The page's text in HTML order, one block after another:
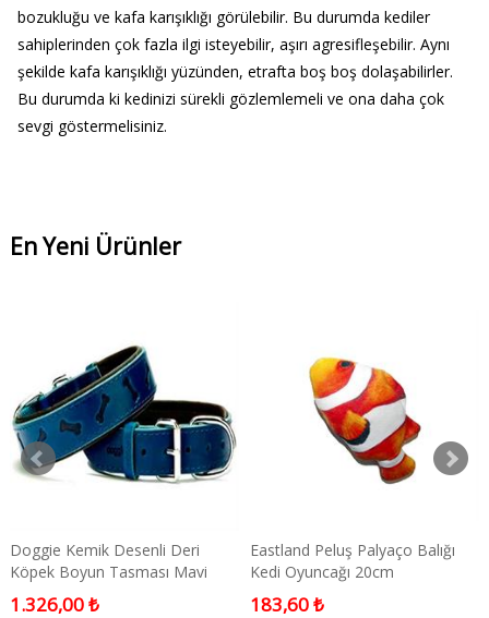
bozukluğu ve kafa karışıklığı görülebilir. Bu durumda kediler
sahiplerinden çok fazla ilgi isteyebilir, aşırı agresifleşebilir. Aynı
şekilde kafa karışıklığı yüzünden, etrafta boş boş dolaşabilirler.
Bu durumda ki kedinizi sürekli gözlemlemeli ve ona daha çok
sevgi göstermelisiniz.
En Yeni Ürünler
Doggie Kemik Desenli Deri
Köpek Boyun Tasması Mavi
Medium
1.326,00 ₺
Eastland Peluş Palyaço Balığı
Kedi Oyuncağı 20cm
183,60 ₺